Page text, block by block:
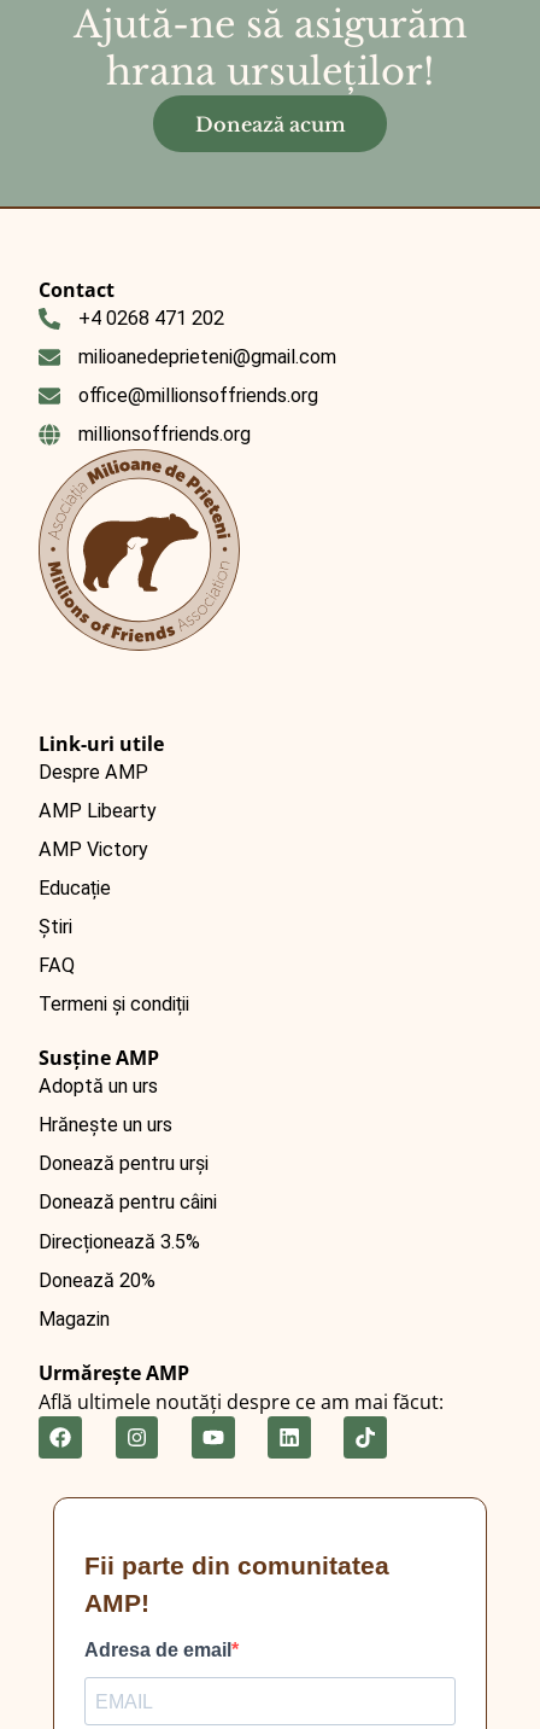
Ajută-ne să asigurăm
hrana ursuleților!
Donează acum
Contact
+4 0268 471 202
milioanedeprieteni@gmail.com
office@millionsoffriends.org
millionsoffriends.org
Link-uri utile
Despre AMP
AMP Libearty
AMP Victory
Educație
Știri
FAQ
Termeni și condiții
Susține AMP
Adoptă un urs
Hrănește un urs
Donează pentru urși
Donează pentru câini
Direcționează 3.5%
Donează 20%
Magazin
Urmărește AMP
Află ultimele noutăți despre ce am mai făcut:
Fii parte din comunitatea
AMP!
Adresa de email